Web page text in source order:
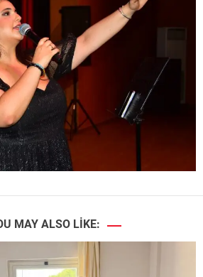
MAY ALSO LIKE: